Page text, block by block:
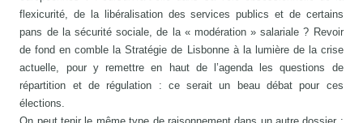
flexicurité, de la libéralisation des services publics et de certains
pans de la sécurité sociale, de la « modération » salariale ? Revoir
de fond en comble la Stratégie de Lisbonne à la lumière de la crise
actuelle, pour y remettre en haut de l’agenda les questions de
répartition et de régulation : ce serait un beau débat pour ces
élections.